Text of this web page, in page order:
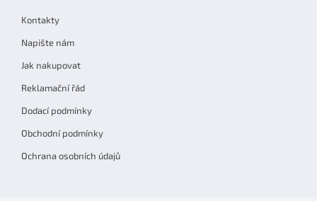
Kontakty
Napište nám
Jak nakupovat
Reklamační řád
Dodací podmínky
Obchodní podmínky
Ochrana osobních údajů